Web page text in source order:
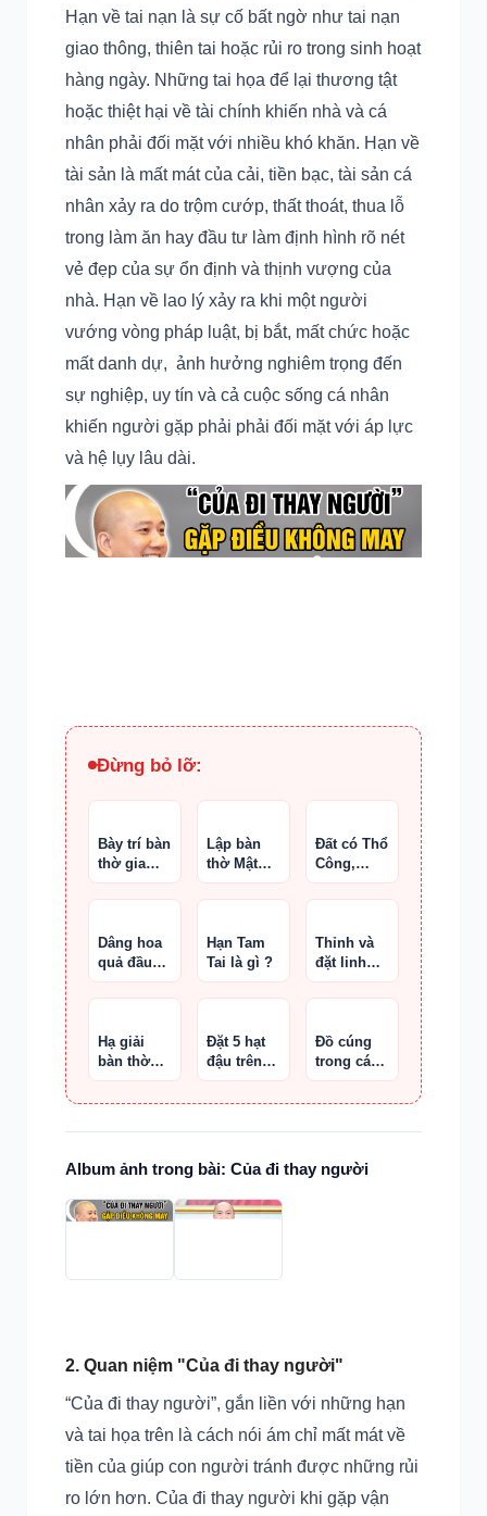
Hạn về tai nạn là sự cố bất ngờ như tai nạn
giao thông, thiên tai hoặc rủi ro trong sinh hoạt
hàng ngày. Những tai họa để lại thương tật
hoặc thiệt hại về tài chính khiến nhà và cá
nhân phải đối mặt với nhiều khó khăn. Hạn về
tài sản là mất mát của cải, tiền bạc, tài sản cá
nhân xảy ra do trộm cướp, thất thoát, thua lỗ
trong làm ăn hay đầu tư làm định hình rõ nét
vẻ đẹp của sự ổn định và thịnh vượng của
nhà. Hạn về lao lý xảy ra khi một người
vướng vòng pháp luật, bị bắt, mất chức hoặc
mất danh dự, ảnh hưởng nghiêm trọng đến
sự nghiệp, uy tín và cả cuộc sống cá nhân
khiến người gặp phải phải đối mặt với áp lực
và hệ lụy lâu dài.
Đừng bỏ lỡ:
Bày trí bàn
thờ gia
tiên chuẩn
Lập bàn
thờ Mật
Tông
Đất có Thổ
Công,
sông có
Hà Bá
Dâng hoa
quả đầu
tháng cho
bàn thờ
Hạn Tam
Tai là gì ?
Thỉnh và
đặt linh
vật phong
thủy trên
Thần Tài
Hạ giải
bàn thờ
Phật Quan
Âm
Đặt 5 hạt
đậu trên
bàn thờ
Đồ cúng
trong các
nghi lễ
Album ảnh trong bài: Của đi thay người
2. Quan niệm "Của đi thay người"
“Của đi thay người”, gắn liền với những hạn
và tai họa trên là cách nói ám chỉ mất mát về
tiền của giúp con người tránh được những rủi
ro lớn hơn. Của đi thay người khi gặp vận